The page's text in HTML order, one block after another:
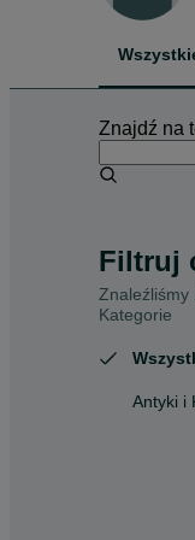
Znajdź na
Filtruj
Znaleźliśmy
Kategorie
Antyki i